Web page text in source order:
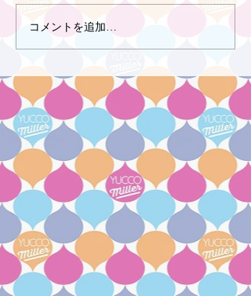
コメントを追加…